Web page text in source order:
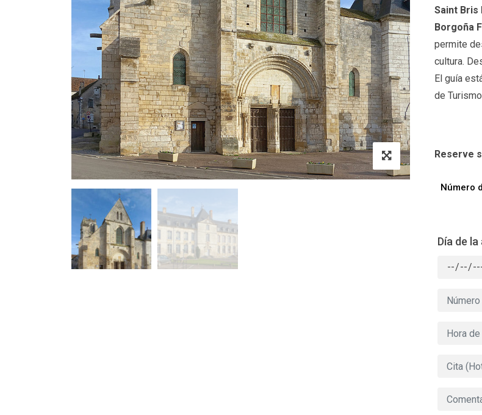
Saint Bris
Borgoña
permite
cultura.
El guía
de
Reserve
Número
Día de